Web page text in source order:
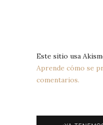
Este sitio usa
Aprende cómo se
comentarios.